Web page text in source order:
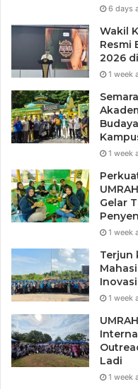
6 days
Wakil
Resmi
2026
1 week
1 week
Gelar
1 week
Terjun
1 week
Ladi
1 week